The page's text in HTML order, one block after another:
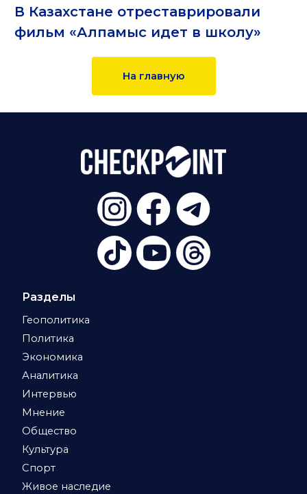
В Казахстане отреставрировали
фильм «Алпамыс идет в школу»
На главную
Разделы
Геополитика
Политика
Экономика
Аналитика
Интервью
Мнение
Общество
Культура
Спорт
Живое наследие